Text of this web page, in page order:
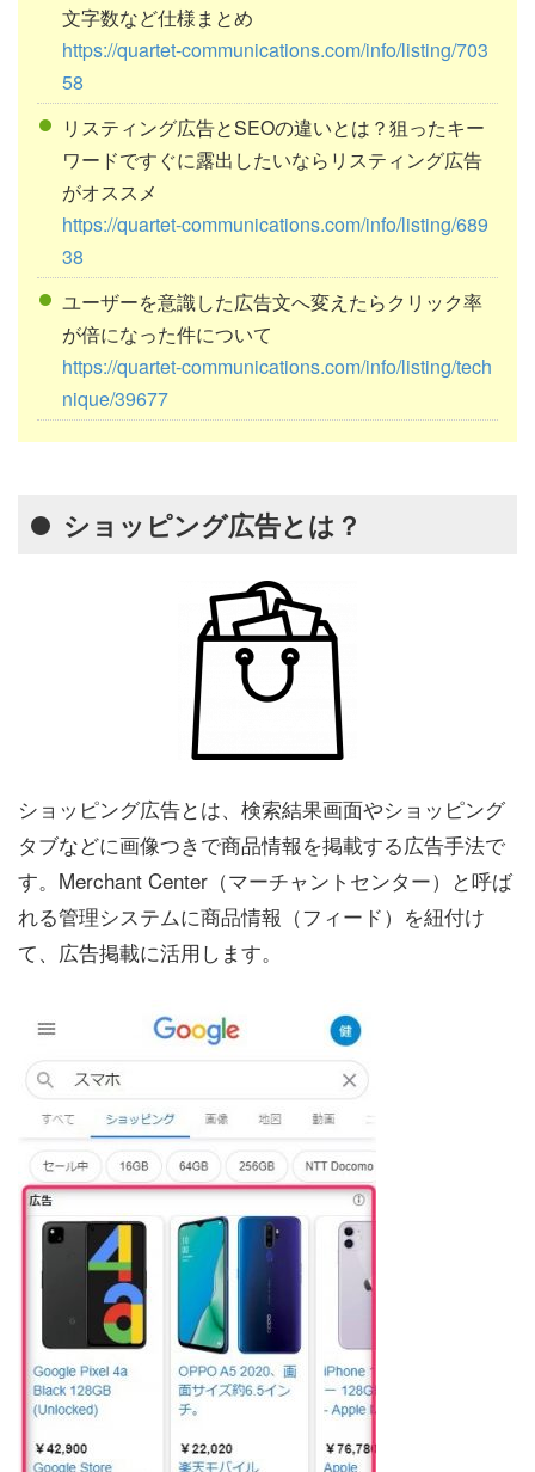
文字数など仕様まとめ
https://quartet-communications.com/info/listing/703
58
リスティング広告とSEOの違いとは？狙ったキー
ワードですぐに露出したいならリスティング広告
がオススメ
https://quartet-communications.com/info/listing/689
38
ユーザーを意識した広告文へ変えたらクリック率
が倍になった件について
https://quartet-communications.com/info/listing/tech
nique/39677
ショッピング広告とは？
ショッピング広告とは、検索結果画面やショッピング
タブなどに画像つきで商品情報を掲載する広告手法で
す。Merchant Center（マーチャントセンター）と呼ば
れる管理システムに商品情報（フィード）を紐付け
て、広告掲載に活用します。